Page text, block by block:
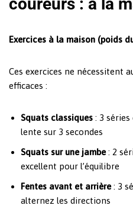
coureurs : à la
Exercices à la maison (poids
Ces exercices ne nécessitent
efficaces :
Squats classiques : 3
lente sur 3 secondes
Squats sur une jambe: 2
excellent pour l’équilibre
Fentes avant et arrière: 3
alternez les directions